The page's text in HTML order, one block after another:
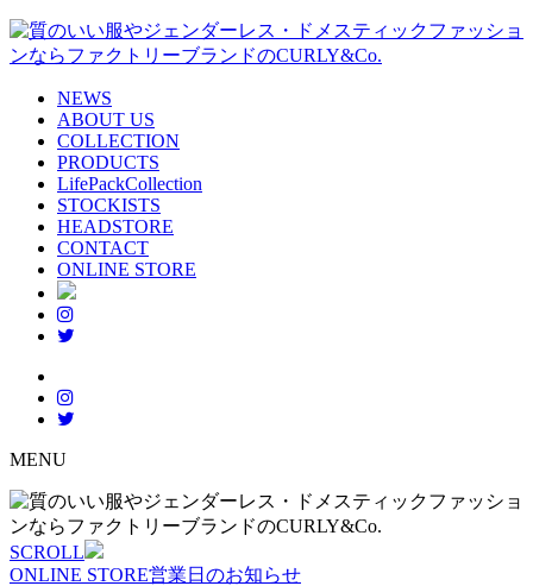
NEWS
ABOUT US
COLLECTION
PRODUCTS
LifePackCollection
STOCKISTS
HEADSTORE
CONTACT
ONLINE STORE
MENU
SCROLL
ONLINE STORE営業日のお知らせ